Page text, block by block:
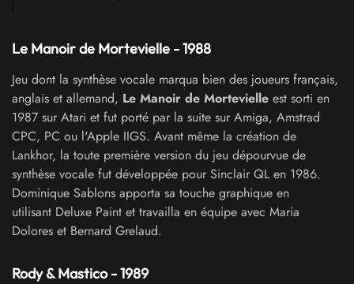
Le Manoir de Mortevielle - 1988
Jeu dont la synthèse vocale marqua bien des joueurs français,
anglais et allemand, Le Manoir de Mortevielle est sorti en
1987 sur Atari et fut porté par la suite sur Amiga, Amstrad
CPC, PC ou l'Apple IIGS. Avant même la création de
Lankhor, la toute première version du jeu dépourvue de
synthèse vocale fut développée pour Sinclair QL en 1986.
Dominique Sablons apporta sa touche graphique en
utilisant Deluxe Paint et travailla en équipe avec Maria
Dolores et Bernard Grelaud.
Rody & Mastico - 1989